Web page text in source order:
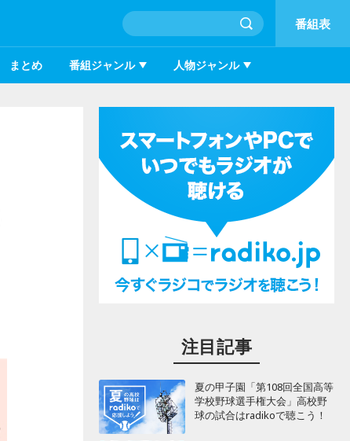
番組表
まとめ 番組ジャンル 人物ジャンル
注目記事
夏の甲子園「第108回全国高等
学校野球選手権大会」高校野
球の試合はradikoで聴こう！